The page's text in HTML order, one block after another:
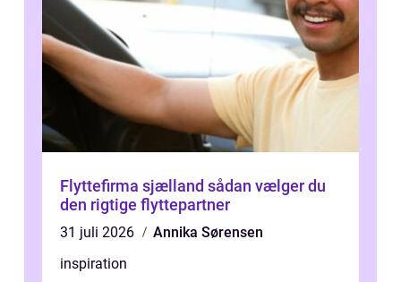
Flyttefirma sjælland sådan vælger du
den rigtige flyttepartner
31 juli 2026
Annika Sørensen
inspiration